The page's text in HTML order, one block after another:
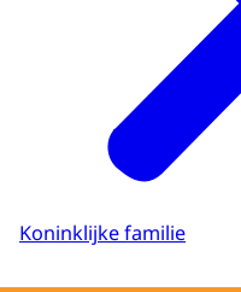
Koninklijke familie